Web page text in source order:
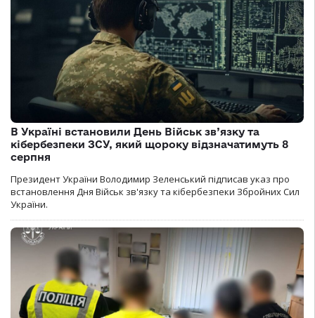
В Україні встановили День Військ зв’язку та
кібербезпеки ЗСУ, який щороку відзначатимуть 8
серпня
Президент України Володимир Зеленський підписав указ про
встановлення Дня Військ зв'язку та кібербезпеки Збройних Сил
України.